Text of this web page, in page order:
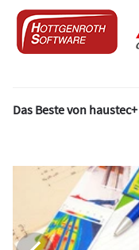
Das Beste von haustec+